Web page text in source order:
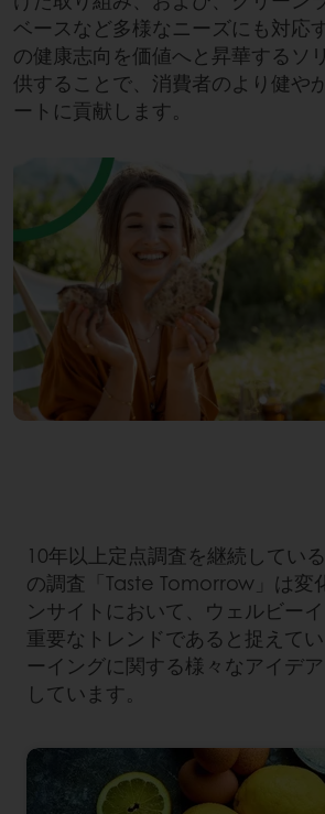
ベースなど多様なニーズにも対応
の健康志向を価値へと昇華するソ
供することで、消費者のより健や
ートに貢献します。
10年以上定点調査を継続してい
の調査「Taste Tomorrow」は変
ンサイトにおいて、ウェルビー
重要なトレンドであると捉えて
ーイングに関する様々なアイデ
しています。